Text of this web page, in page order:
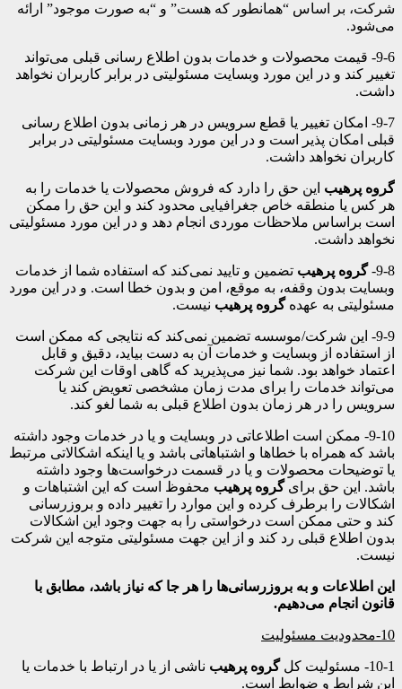
شرکت، بر اساس “همانطور که هست” و “به صورت موجود” ارائه
می‌شود.
9-6- قیمت محصولات و خدمات بدون اطلاع رسانی قبلی می‌تواند
تغییر کند و در این مورد وبسایت مسئولیتی در برابر کاربران نخواهد
داشت.
9-7- امکان تغییر یا قطع سرویس در هر زمانی بدون اطلاع رسانی
قبلی امکان پذیر است و در این مورد وبسایت مسئولیتی در برابر
کاربران نخواهد داشت.
گروه پرهیب این حق را دارد که فروش محصولات یا خدمات را به
هر کس یا منطقه خاص جغرافیایی محدود کند و این حق را ممکن
است براساس ملاحظات موردی انجام دهد و در این مورد مسئولیتی
نخواهد داشت.
9-8- گروه پرهیب تضمین و تایید نمی‌کند که استفاده شما از خدمات
وبسایت بدون وقفه، به موقع، امن و بدون خطا است. و در این مورد
مسئولیتی به عهدهگروه پرهیب نیست.
9-9- این شرکت/موسسه تضمین نمی‌کند که نتایجی که ممکن است
از استفاده از وبسایت و خدمات آن به دست بیاید، دقیق و قابل
اعتماد خواهد بود. شما نیز می‌پذیرید که گاهی اوقات این شرکت
می‌تواند خدمات را برای مدت زمان مشخصی تعویض کند یا
سرویس را در هر زمان بدون اطلاع قبلی به شما لغو کند.
9-10- ممکن است اطلاعاتی در وبسایت و یا در خدمات وجود داشته
باشد که همراه با خطاها و اشتباهاتی باشد و یا اینکه اشکالاتی مرتبط
یا توضیحات محصولات و یا در قسمت درخواست‌ها وجود داشته
باشد. این حق برایگروه پرهیب محفوظ است که این اشتباهات و
اشکالات را برطرف کرده و این موارد را تغییر داده و بروزرسانی
کند و حتی ممکن است درخواستی را به جهت وجود این اشکالات
بدون اطلاع قبلی رد کند و از این جهت مسئولیتی متوجه این شرکت
نیست.
این اطلاعات و به بروزرسانیها را هر جا که نیاز باشد، مطابق با
قانون انجام میدهیم.
10- محدودیت مسئولیت
10-1- مسئولیت کل گروه پرهیب ناشی از یا در ارتباط با خدمات یا
این شرایط و ضوابط است.